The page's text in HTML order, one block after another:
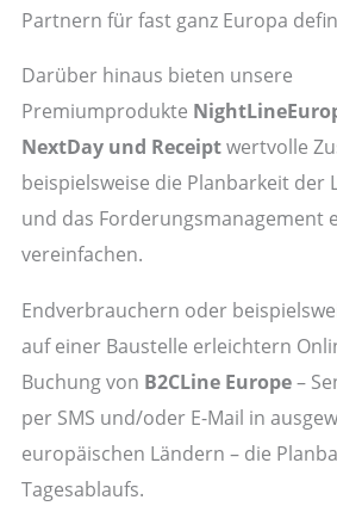
Partnern für fast ganz Europa
Darüber hinaus bieten unsere
Premiumprodukte
NextDay und Receiptwertvolle
beispielsweise die Planbarkeit der
und das Forderungsmanagement
vereinfachen.
Endverbrauchern oder
auf einer Baustelle erleichtern
Buchung von B2CLine Europe–
per SMS und/oder E-Mail in
europäischen Ländern – die
Tagesablaufs.